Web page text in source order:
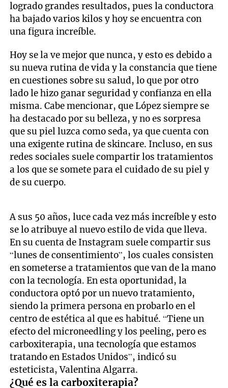
logrado grandes resultados, pues la conductora
ha bajado varios kilos y hoy se encuentra con
una figura increíble.
Hoy se la ve mejor que nunca, y esto es debido a
su nueva rutina de vida y la constancia que tiene
en cuestiones sobre su salud, lo que por otro
lado le hizo ganar seguridad y confianza en ella
misma. Cabe mencionar, que López siempre se
ha destacado por su belleza, y no es sorpresa
que su piel luzca como seda, ya que cuenta con
una exigente rutina de skincare. Incluso, en sus
redes sociales suele compartir los tratamientos
a los que se somete para el cuidado de su piel y
de su cuerpo.
A sus 50 años, luce cada vez más increíble y esto
se lo atribuye al nuevo estilo de vida que lleva.
En su cuenta de Instagram suele compartir sus
“lunes de consentimiento”, los cuales consisten
en someterse a tratamientos que van de la mano
con la tecnología. En esta oportunidad, la
conductora optó por un nuevo tratamiento,
siendo la primera persona en probarlo en el
centro de estética al que es habitué. “Tiene un
efecto del microneedling y los peeling, pero es
carboxiterapia, una tecnología que estamos
tratando en Estados Unidos”, indicó su
esteticista, Valentina Algarra.
¿Qué es la carboxiterapia?